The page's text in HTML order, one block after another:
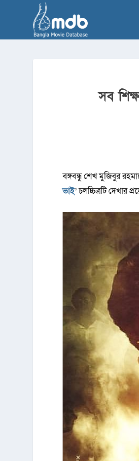
সব
বঙ্গবন্ধু শেখ মুজিবুর
ভাই’ চলচ্চিত্রটি দেখার